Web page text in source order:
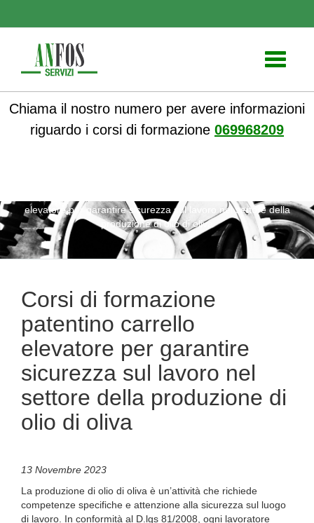
Toggle
Chiama il nostro numero per avere informazioni
riguardo i corsi di formazione 069968209
elevatore per garantire sicurezza sul lavoro nel settore della
produzione di olio di oliva
Corsi di formazione
patentino carrello
elevatore per garantire
sicurezza sul lavoro nel
settore della produzione di
olio di oliva
13 Novembre 2023
La produzione di olio di oliva è un’attività che richiede
competenze specifiche e attenzione alla sicurezza sul luogo
di lavoro. In conformità al D.lgs 81/2008, ogni lavoratore